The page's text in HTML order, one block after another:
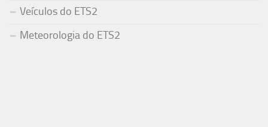
Veículos do ETS2
Meteorologia do ETS2